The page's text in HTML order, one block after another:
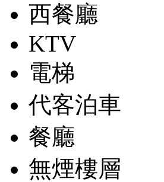
西餐廳
KTV
電梯
代客泊車
餐廳
無煙樓層